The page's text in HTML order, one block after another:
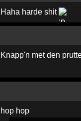
Haha harde shit
Knapp'n met den
hop hop